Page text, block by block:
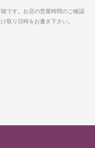
です。お店の営業時間のご確認
取り日時をお書き下さい。